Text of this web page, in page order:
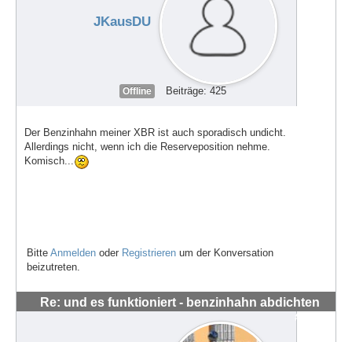
JKausDU
Offline Beiträge: 425
Der Benzinhahn meiner XBR ist auch sporadisch undicht.
Allerdings nicht, wenn ich die Reserveposition nehme.
Komisch...
Bitte Anmelden oder Registrieren um der Konversation
beizutreten.
Re: und es funktioniert - benzinhahn abdichten
#56281